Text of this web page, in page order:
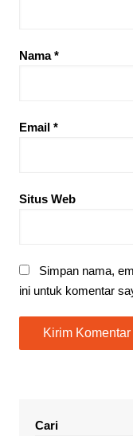
Nama*
Email *
Situs Web
Simpan nama,
ini untuk komentar
Cari